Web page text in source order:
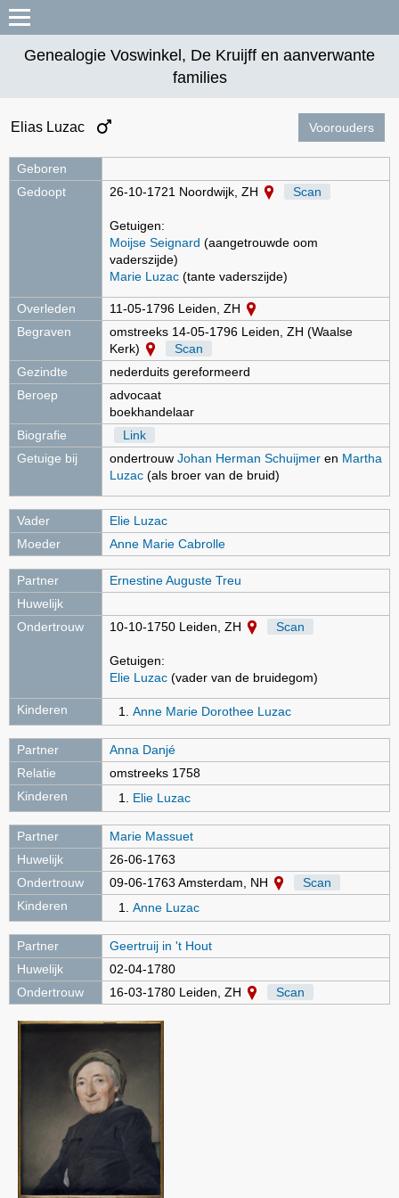
Genealogie Voswinkel, De Kruijff en aanverwante
families
Elias Luzac Voorouders
Geboren
Gedoopt
26-10-1721 Noordwijk, ZH Scan
Getuigen:
Moijse Seignard (aangetrouwde oom
vaderszijde)
Marie Luzac (tante vaderszijde)
Overleden
11-05-1796 Leiden, ZH
Begraven
omstreeks 14-05-1796 Leiden, ZH (Waalse
Kerk)
Scan
Gezindte
nederduits gereformeerd
Beroep
advocaat
boekhandelaar
Biografie
Link
Getuige bij
ondertrouw Johan Herman Schuijmer en Martha
Luzac (als broer van de bruid)
Vader
Elie Luzac
Moeder
Anne Marie Cabrolle
Partner
Ernestine Auguste Treu
Huwelijk
Ondertrouw
10-10-1750 Leiden, ZH Scan
Getuigen:
Elie Luzac (vader van de bruidegom)
Kinderen Anne Marie Dorothee Luzac
Partner
Anna Danjé
Relatie
omstreeks 1758
Kinderen
Elie Luzac
Partner
Marie Massuet
Huwelijk
26-06-1763
Ondertrouw
09-06-1763 Amsterdam, NH
Scan
Kinderen
Anne Luzac
Partner
Geertruij in 't Hout
Huwelijk
02-04-1780
Ondertrouw
16-03-1780 Leiden, ZH Scan